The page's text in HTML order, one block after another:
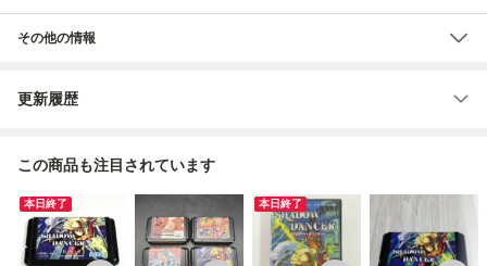
その他の情報
更新履歴
この商品も注目されています
本日終了 本日終了